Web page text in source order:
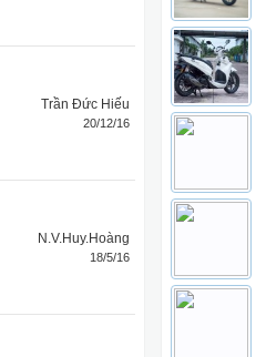
Trần Đức Hiếu
20/12/16
N.V.Huy.Hoàng
18/5/16